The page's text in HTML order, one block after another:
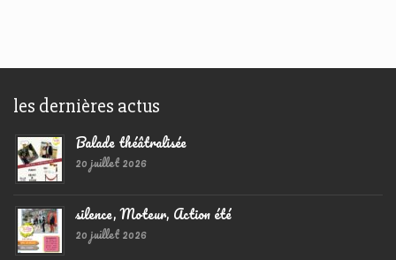
les dernières actus
Balade théâtralisée
20 juillet 2026
silence, Moteur, Action été
20 juillet 2026